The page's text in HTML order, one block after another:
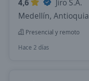
4,6
Jiro S.A.
Medellín, Antioquia
Presencial y remoto
Hace 2 días